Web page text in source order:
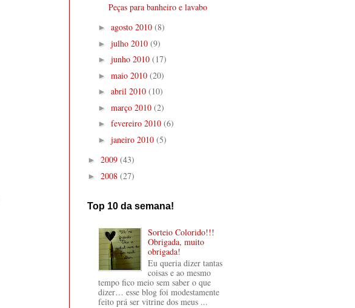
Peças para banheiro e lavabo
► agosto 2010 (8)
► julho 2010 (9)
► junho 2010 (17)
► maio 2010 (20)
► abril 2010 (10)
► março 2010 (2)
► fevereiro 2010 (6)
► janeiro 2010 (5)
► 2009 (43)
► 2008 (27)
Top 10 da semana!
Sorteio Colorido!!!
Obrigada, muito
obrigada!
Eu queria dizer tantas
coisas e ao mesmo
tempo fico meio sem saber o que
dizer… esse blog foi modestamente
feito prá ser vitrine dos meus ...